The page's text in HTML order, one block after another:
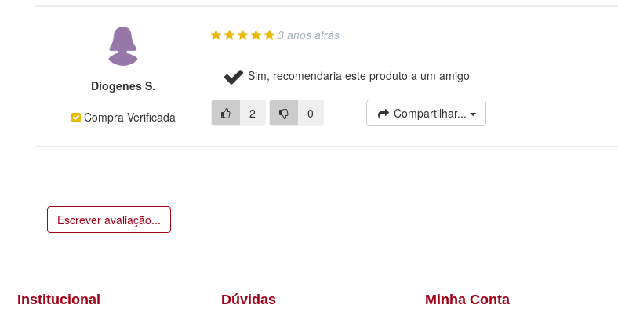
Diogenes S.
Compra Verificada
3 anos atrás
Sim, recomendaria este produto a um amigo
2 0 Compartilhar...
Escrever avaliação...
Institucional Dúvidas Minha Conta